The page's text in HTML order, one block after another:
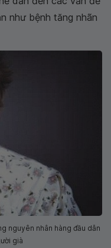
như bệnh tăng nhãn
nguyên nhân hàng đầu dẫn
già